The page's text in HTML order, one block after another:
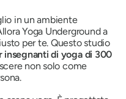
in un ambiente
Yoga Underground a
per te. Questo studio
insegnanti di yoga di 300
non solo come